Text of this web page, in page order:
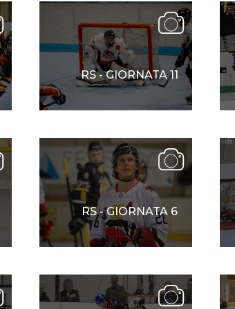
RS - GIORNATA 11
RS - GIORNATA 6
Ricerca Impianti Feed Photogallery